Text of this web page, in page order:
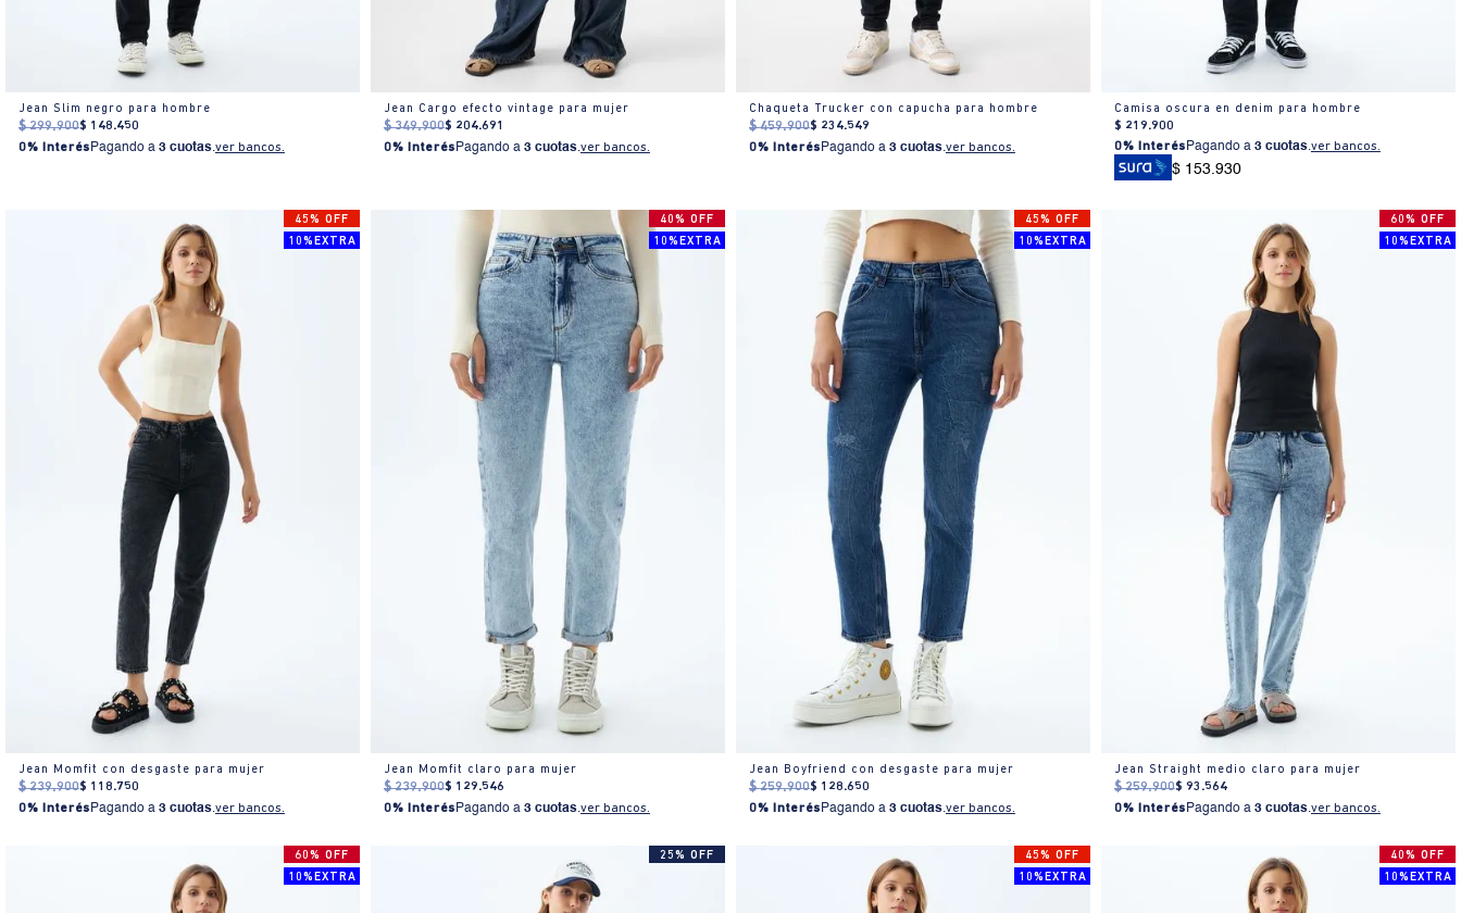
Jean Slim negro para hombre
$ 299.900$ 148.450
0% Interés Pagando a 3 cuotas.ver bancos.
Jean Cargo efecto vintage para mujer
$ 349.900$ 204.691
0% Interés Pagando a 3 cuotas.ver bancos.
Chaqueta Trucker con capucha para hombre
$ 459.900$ 234.549
0% Interés Pagando a 3 cuotas.ver bancos.
Camisa oscura en denim para hombre
$ 219.900
0% Interés Pagando a 3 cuotas.ver bancos.
$ 153.930
45% OFF
10%EXTRA
Jean Momfit con desgaste para mujer
$ 239.900$ 118.750
0% Interés Pagando a 3 cuotas.ver bancos.
40% OFF
10%EXTRA
Jean Momfit claro para mujer
$ 239.900$ 129.546
0% Interés Pagando a 3 cuotas.ver bancos.
45% OFF
10%EXTRA
Jean Boyfriend con desgaste para mujer
$ 259.900$ 128.650
0% Interés Pagando a 3 cuotas.ver bancos.
60% OFF
10%EXTRA
Jean Straight medio claro para mujer
$ 259.900$ 93 .564
0% Interés Pagando a 3 cuotas.ver bancos.
60% OFF
10%EXTRA
25% OFF
45% OFF
10%EXTRA
40% OFF
10%EXTRA